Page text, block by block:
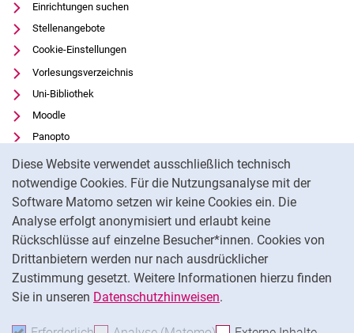
Diese Website verwendet ausschließlich technisch
notwendige Cookies. Für die Nutzungsanalyse mit der
Software Matomo setzen wir keine Cookies ein. Die
Analyse erfolgt anonymisiert und erlaubt keine
Rückschlüsse auf einzelne Besucher*innen. Cookies von
Drittanbietern werden nur nach ausdrücklicher
Zustimmung gesetzt. Weitere Informationen hierzu finden
Sie in unseren Datenschutzhinweisen.
Einrichtungen suchen
Stellenangebote
Cookie-Einstellungen
Vorlesungsverzeichnis
Uni-Bibliothek
Moodle
Panopto
Datenschutz
Barrierefreiheit
Transparenter KI-Einsatz
Impressum
Externer Link: Universität Kassel auf
Facebook(öffnet neues Fenster)
Externer Link: Universität Kassel auf
Instagram (öffnet neues Fenster)